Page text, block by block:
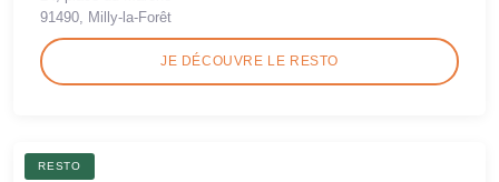
91490, Milly-la-Forêt
JE DÉCOUVRE LE RESTO
RESTO